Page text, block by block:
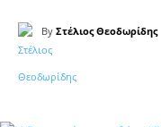
By Στέλιος Θεοδωρίδης